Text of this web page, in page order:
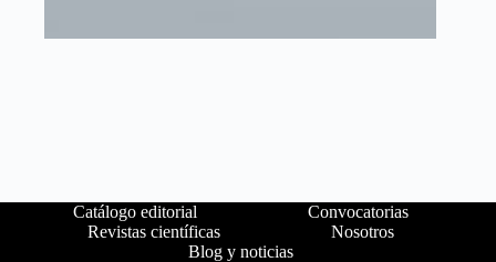
Catálogo editorial
Convocatorias
Revistas científicas
Nosotros
Blog y noticias